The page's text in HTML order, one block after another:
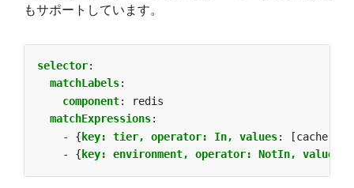
もサポートしています。
selector:
matchLabels:
component:
redis
matchExpressions:
- { key: tier, operator: In, values:
[cache]}
- { key: environment, operator: NotIn, values